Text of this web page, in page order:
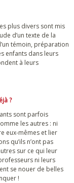
plus divers sont mis
d’un texte de la
témoin, préparation
enfants dans leurs
à leurs
?
sont parfois
les autres : ni
eux-mêmes et lier
qu’ils n’ont pas
sur ce qui leur
ni leurs
se nouer de belles
!